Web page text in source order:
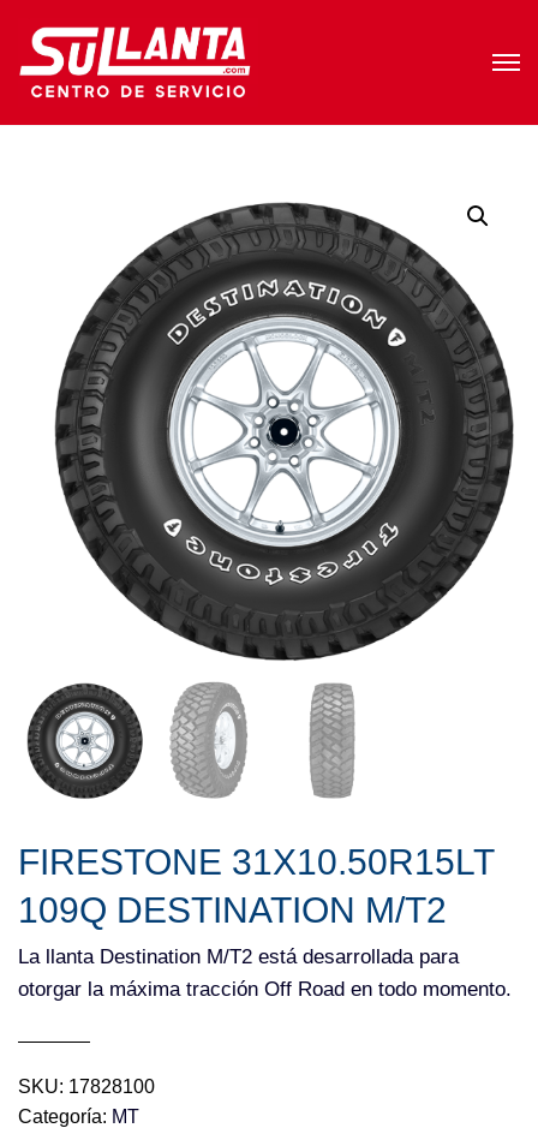
FIRESTONE 31X10.50R15LT
109Q DESTINATION M/T2
La llanta Destination M/T2 está desarrollada para
otorgar la máxima tracción Off Road en todo momento.
SKU: 17828100
Categoría: MT